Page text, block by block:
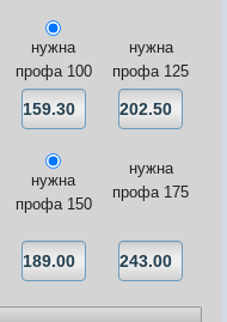
нужна
профа 100
нужна
профа 125
нужна
профа 150
нужна
профа 175